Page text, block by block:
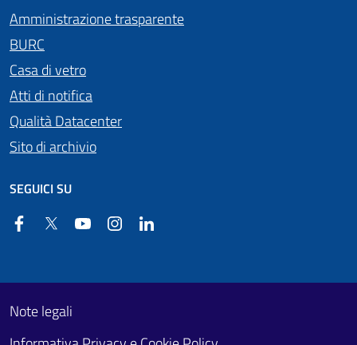
Amministrazione trasparente
BURC
Casa di vetro
Atti di notifica
Qualità Datacenter
Sito di archivio
SEGUICI SU
FacebookTwitter YouTube Instagram
Footer First
Useful links section
Note legali